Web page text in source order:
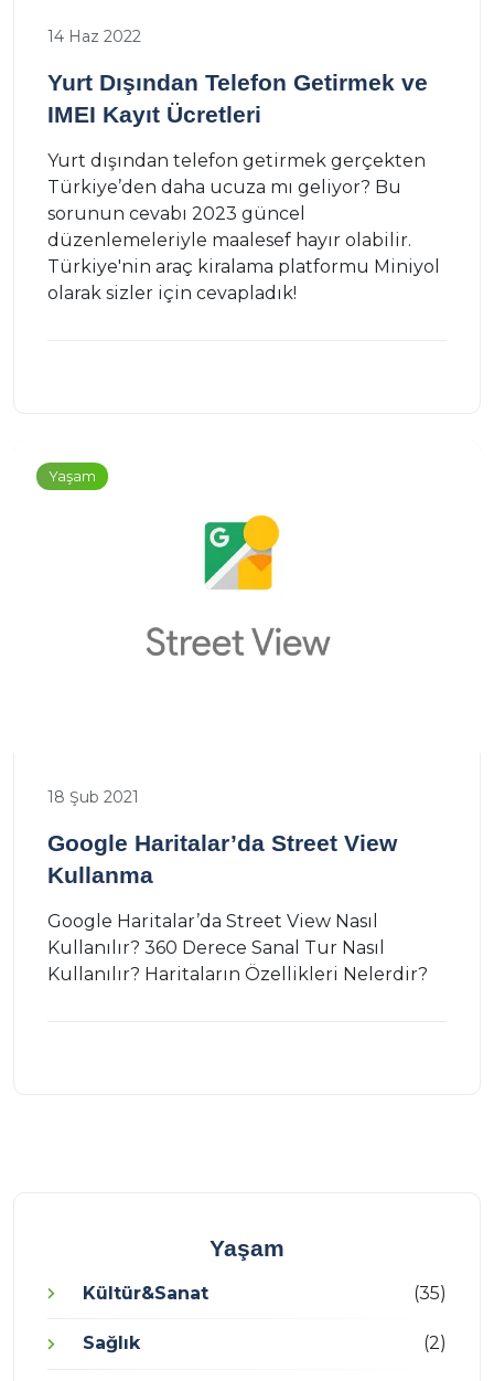
14 Haz 2022
Yurt Dışından Telefon Getirmek ve
IMEI Kayıt Ücretleri
Yurt dışından telefon getirmek gerçekten
Türkiye’den daha ucuza mı geliyor? Bu
sorunun cevabı 2023 güncel
düzenlemeleriyle maalesef hayır olabilir.
Türkiye'nin araç kiralama platformu Miniyol
olarak sizler için cevapladık!
Yaşam
18 Şub 2021
Google Haritalar’da Street View
Kullanma
Google Haritalar’da Street View Nasıl
Kullanılır? 360 Derece Sanal Tur Nasıl
Kullanılır? Haritaların Özellikleri Nelerdir?
Yaşam
Kültür&Sanat (35)
Sağlık (2)